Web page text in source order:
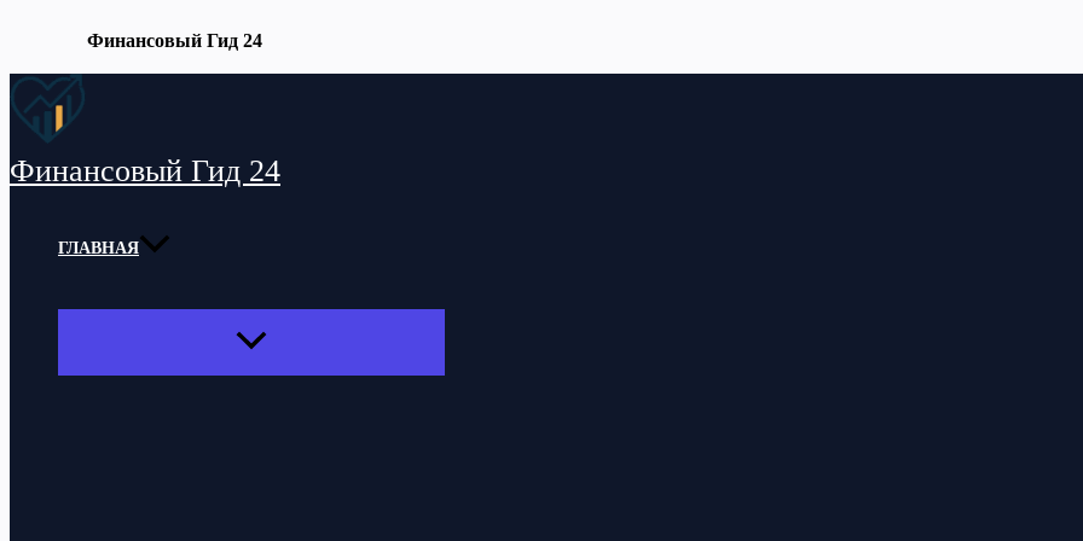
Финансовый Гид 24
Перейти
содержимому
Финансовый Гид 24
ГЛАВНАЯ
ПЕРЕКЛЮЧАТЕЛЬ